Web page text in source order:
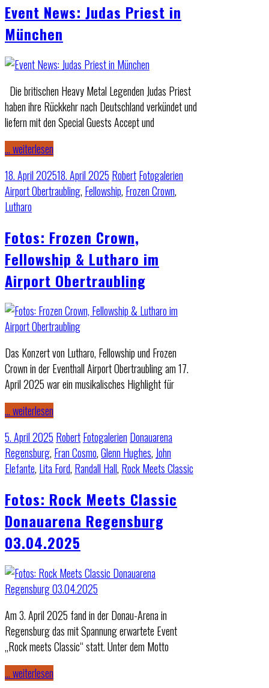
Event News: Judas Priest in
München
Die britischen Heavy Metal Legenden Judas Priest
haben ihre Rückkehr nach Deutschland verkündet und
liefern mit den Special Guests Accept und
… weiterlesen
18. April 202518. April 2025 RobertFotogalerien
Airport Obertraubling, Fellowship, Frozen Crown,
Lutharo
Fotos: Frozen Crown,
Fellowship & Lutharo im
Airport Obertraubling
Das Konzert von Lutharo, Fellowship und Frozen
Crown in der Eventhall Airport Obertraubling am 17.
April 2025 war ein musikalisches Highlight für
… weiterlesen
5. April 2025 RobertFotogalerien Donauarena
Regensburg, Fran Cosmo,Glenn Hughes, John
Elefante, Lita Ford, Randall Hall, Rock Meets Classic
Fotos: Rock Meets Classic
Donauarena Regensburg
03.04.2025
Am 3. April 2025 fand in der Donau-Arena in
Regensburg das mit Spannung erwartete Event
„Rock meets Classic“ statt. Unter dem Motto
… weiterlesen